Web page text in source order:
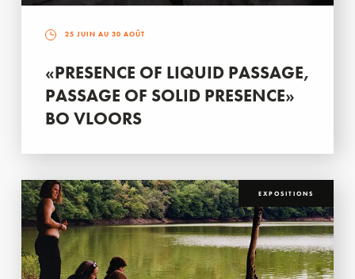
25 JUIN AU 30 AOÛT
«PRESENCE OF LIQUID PASSAGE,
PASSAGE OF SOLID PRESENCE»
BO VLOORS
EXPOSITIONS